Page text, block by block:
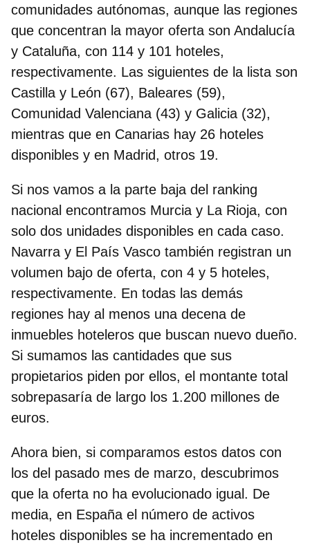
comunidades autónomas, aunque las regiones
que concentran la mayor oferta son Andalucía
y Cataluña, con 114 y 101 hoteles,
respectivamente. Las siguientes de la lista son
Castilla y León (67), Baleares (59),
Comunidad Valenciana (43) y Galicia (32),
mientras que en Canarias hay 26 hoteles
disponibles y en Madrid, otros 19.
Si nos vamos a la parte baja del ranking
nacional encontramos Murcia y La Rioja, con
solo dos unidades disponibles en cada caso.
Navarra y El País Vasco también registran un
volumen bajo de oferta, con 4 y 5 hoteles,
respectivamente. En todas las demás
regiones hay al menos una decena de
inmuebles hoteleros que buscan nuevo dueño.
Si sumamos las cantidades que sus
propietarios piden por ellos, el montante total
sobrepasaría de largo los 1.200 millones de
euros.
Ahora bien, si comparamos estos datos con
los del pasado mes de marzo, descubrimos
que la oferta no ha evolucionado igual. De
media, en España el número de activos
hoteles disponibles se ha incrementado en